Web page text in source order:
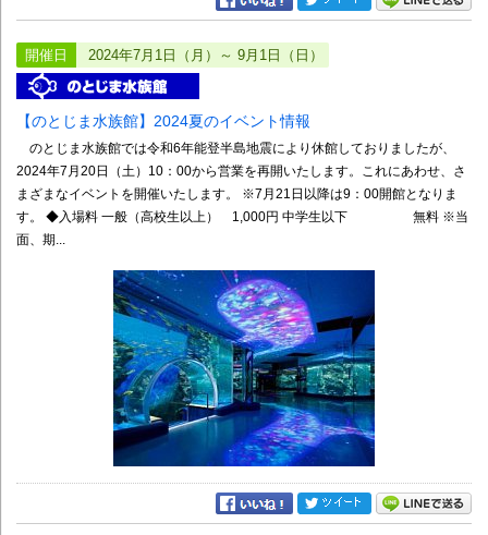
開催日 2024年7月1日（月）～ 9月1日（日）
【のとじま水族館】2024夏のイベント情報
のとじま水族館では令和6年能登半島地震により休館しておりましたが、
2024年7月20日（土）10：00から営業を再開いたします。これにあわせ、さ
まざまなイベントを開催いたします。 ※7月21日以降は9：00開館となりま
す。 ◆入場料 一般（高校生以上） 1,000円 中学生以下 無料 ※当
面、期...